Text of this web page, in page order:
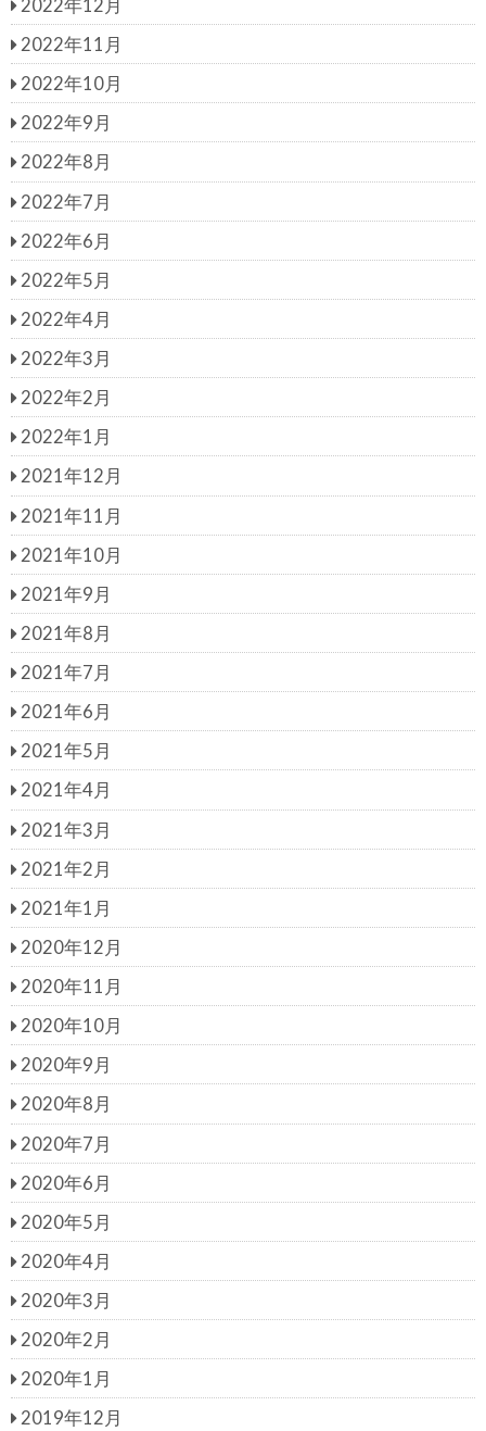
2022年12月
2022年11月
2022年10月
2022年9月
2022年8月
2022年7月
2022年6月
2022年5月
2022年4月
2022年3月
2022年2月
2022年1月
2021年12月
2021年11月
2021年10月
2021年9月
2021年8月
2021年7月
2021年6月
2021年5月
2021年4月
2021年3月
2021年2月
2021年1月
2020年12月
2020年11月
2020年10月
2020年9月
2020年8月
2020年7月
2020年6月
2020年5月
2020年4月
2020年3月
2020年2月
2020年1月
2019年12月